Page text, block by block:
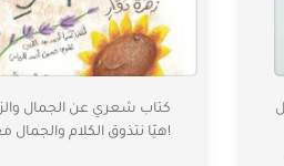
كتاب شعري عن الجمال
هيّا نتذوق الكلام والجمال معًا!